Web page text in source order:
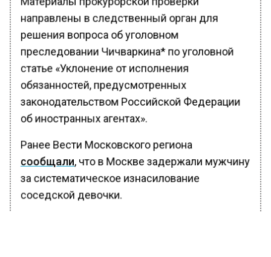
направлены в следственный орган для
решения вопроса об уголовном
преследовании Чичваркина* по уголовной
статье «Уклонение от исполнения
обязанностей, предусмотренных
законодательством Российской Федерации
об иностранных агентах».
Ранее Вести Московского региона
сообщали, что в Москве задержали мужчину
за систематическое изнасилование
соседской девочки.